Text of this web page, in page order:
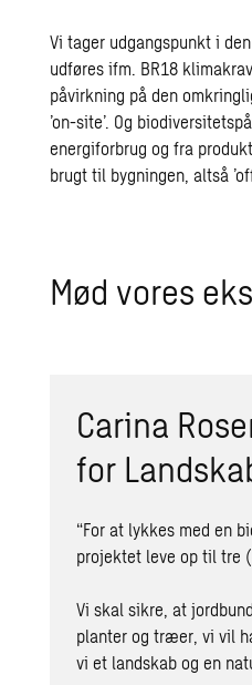
Vi tager udgangspunkt i
udføres ifm. BR18
påvirkning på den
’on-site’. Og
energiforbrug og fra
brugt til bygningen, altså
Mød vores
Carina
for
“For at lykkes med en
projektet leve op til tre
Vi skal sikre, at
planter og træer, vi vil
vi et landskab og en